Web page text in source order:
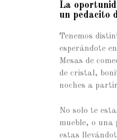
La
un pedacito
Tenemos
esperándote
Mesas de
de cristal,
noches a
No solo te
mueble, o una
estas